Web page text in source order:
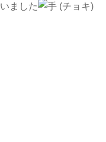
ました